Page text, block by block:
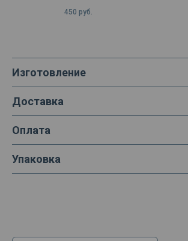
450 руб.
Изготовление
Доставка
Оплата
Упаковка